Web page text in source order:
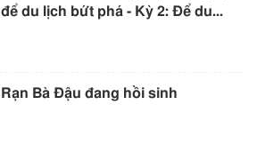
để du lịch bứt phá - Kỳ 2: Để du...
Rạn Bà Đậu đang hồi sinh